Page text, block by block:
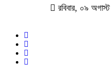
রবিবার, ০৯